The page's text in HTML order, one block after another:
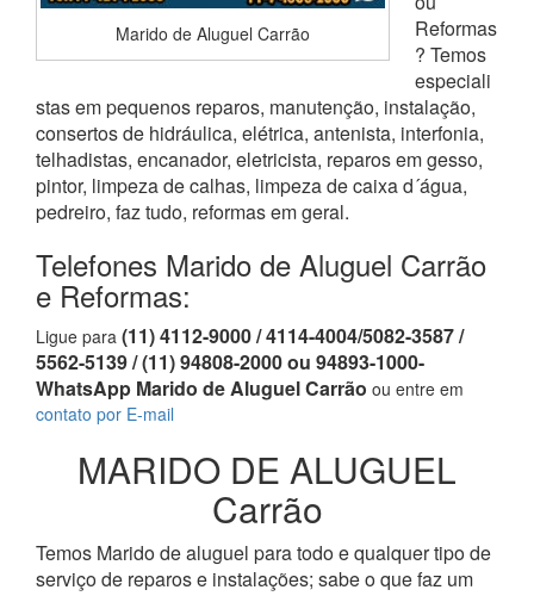
Marido de Aluguel Carrão
Reformas
? Temos
especiali
stas em pequenos reparos, manutenção, instalação,
consertos de hidráulica, elétrica, antenista, interfonia,
telhadistas, encanador, eletricista, reparos em gesso,
pintor, limpeza de calhas, limpeza de caixa d´água,
pedreiro, faz tudo, reformas em geral.
Telefones Marido de Aluguel Carrão
e Reformas:
Ligue para (11) 4112-9000 / 4114-4004/5082-3587 /
5562-5139 / (11) 94808-2000 ou 94893-1000-
WhatsApp Marido de Aluguel Carrão ou entre em
contato por E-mail
MARIDO DE ALUGUEL
Carrão
Temos Marido de aluguel para todo e qualquer tipo de
serviço de reparos e instalações; sabe o que faz um